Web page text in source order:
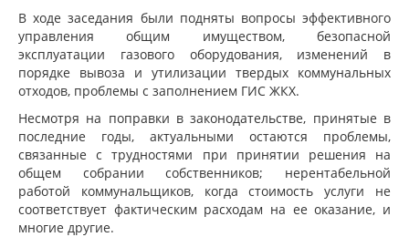
В ходе заседания были подняты вопросы эффективного
управления общим имуществом, безопасной
эксплуатации газового оборудования, изменений в
порядке вывоза и утилизации твердых коммунальных
отходов, проблемы с заполнением ГИС ЖКХ.
Несмотря на поправки в законодательстве, принятые в
последние годы, актуальными остаются проблемы,
связанные с трудностями при принятии решения на
общем собрании собственников; нерентабельной
работой коммунальщиков, когда стоимость услуги не
соответствует фактическим расходам на ее оказание, и
многие другие.